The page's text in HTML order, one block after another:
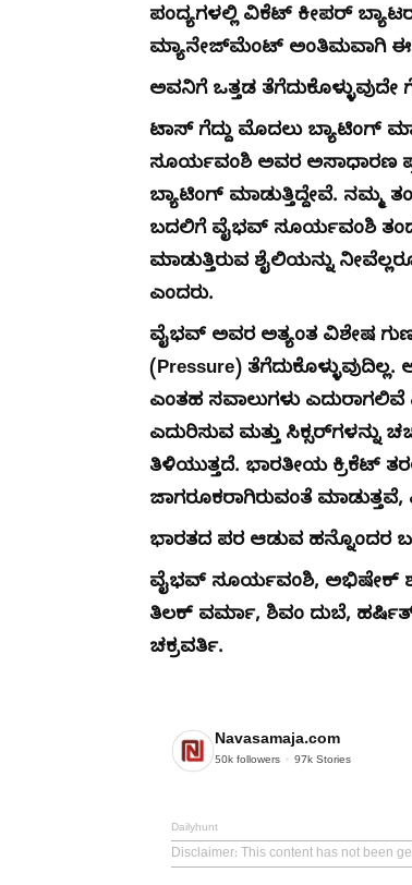
ಪಂದ್ಯಗಳಲ್ಲಿ ವಿಕೆಟ್ ಕೀಪರ್
ಮ್ಯಾನೇಜ್‌ಮೆಂಟ್ ಅಂತಿಮವಾಗಿ ಈ
ಅವನಿಗೆ ಒತ್ತಡ ತೆಗೆದುಕೊಳ್ಳುವುದೇ
ಟಾಸ್ ಗೆದ್ದು ಮೊದಲು
ಸೂರ್ಯವಂಶಿ ಅವರ ಅಸಾಧಾರಣ
ಬ್ಯಾಟಿಂಗ್ ಮಾಡುತ್ತಿದ್ದೇವೆ. ನಮ್ಮ
ಬದಲಿಗೆ ವೈಭವ್ ಸೂರ್ಯವಂಶಿ
ಮಾಡುತ್ತಿರುವ ಶೈಲಿಯನ್ನು
ಎಂದರು.
ವೈಭವ್ ಅವರ ಅತ್ಯಂತ ವಿಶೇಷ
(Pressure)
ಎಂತಹ ಸವಾಲುಗಳು
ಎದುರಿಸುವ ಮತ್ತು ಸಿಕ್ಸರ್‌ಗಳನ್ನು
ತಿಳಿಯುತ್ತದೆ. ಭಾರತೀಯ ಕ್ರಿಕೆಟ್‌
ಜಾಗರೂಕರಾಗಿರುವಂತೆ
ಭಾರತದ ಪರ ಆಡುವ ಹನ್ನೊಂದರ
ವೈಭವ್ ಸೂರ್ಯವಂಶಿ, ಅಭಿಷೇಕ್
ತಿಲಕ್ ವರ್ಮಾ, ಶಿವಂ ದುಬೆ,
ಚಕ್ರವರ್ತಿ.
Navasamaja.com
50k followers 97k Stories
Dailyhunt
Disclaimer: This content has not been